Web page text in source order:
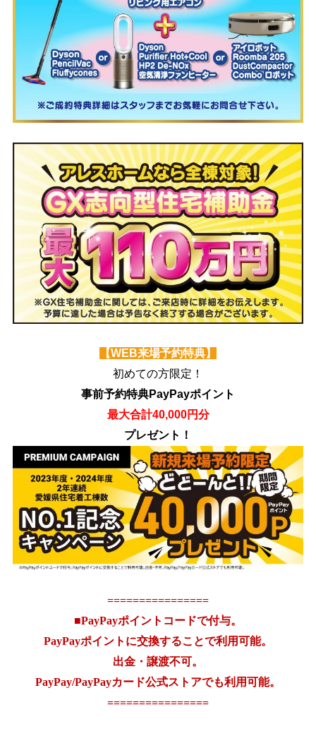
【WEB来場予約特典】
初めての方限定！
事前予約特典PayPayポイント
最大合計40,000円分
プレゼント！
================
■PayPayポイントコードで付与。
PayPayポイントに交換することで利用可能。
出金・譲渡不可。
PayPay/PayPayカード公式ストアでも利用可能。
================